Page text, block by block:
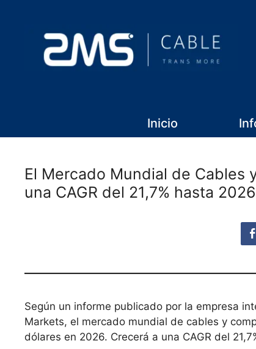
Inicio
El Mercado Mundial de Cables
una CAGR del 21,7% hasta 2026
Según un informe publicado por la empresa
Markets, el mercado mundial de cables y
dólares en 2026. Crecerá a una CAGR del